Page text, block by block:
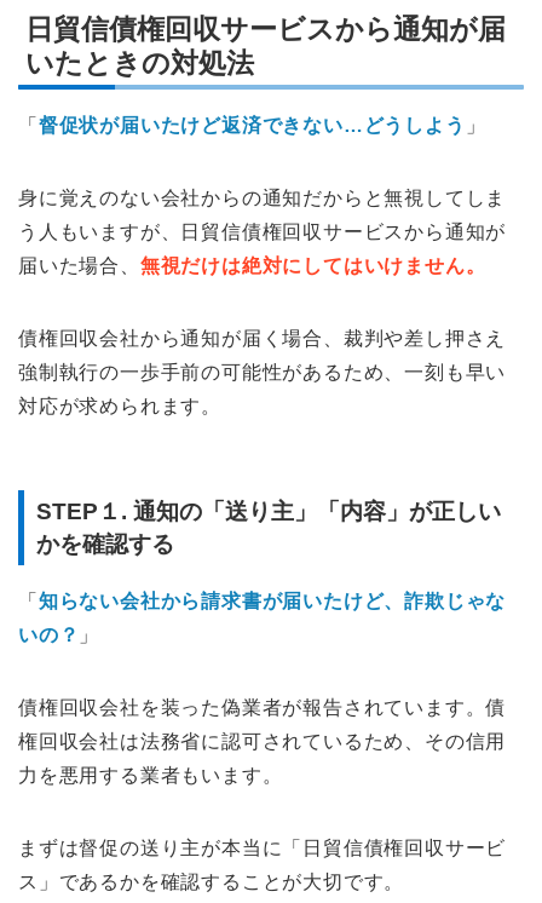
日貿信債権回収サービスから通知が届
いたときの対処法
「 督促状が届いたけど返済できない…どうしよう 」
身に覚えのない会社からの通知だからと無視してしま
う人もいますが、日貿信債権回収サービスから通知が
届いた場合、 無視だけは絶対にしてはいけません。
債権回収会社から通知が届く場合、裁判や差し押さえ
強制執行の一歩手前の可能性があるため、一刻も早い
対応が求められます。
STEP１. 通知の「送り主」「内容」が正しい
かを確認する
「 知らない会社から請求書が届いたけど、詐欺じゃな
いの？ 」
債権回収会社を装った偽業者が報告されています。債
権回収会社は法務省に認可されているため、その信用
力を悪用する業者もいます。
まずは督促の送り主が本当に「日貿信債権回収サービ
ス」であるかを確認することが大切です。